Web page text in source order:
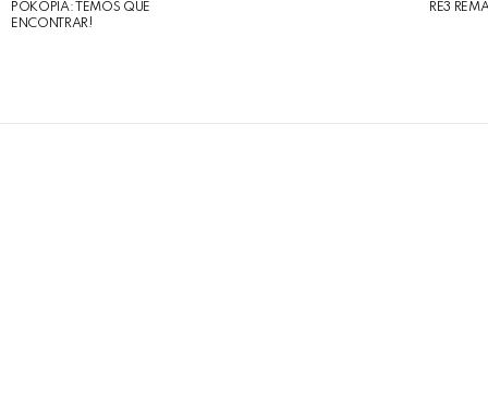
POKOPIA: TEMOS QUE
ENCONTRAR!
RE3